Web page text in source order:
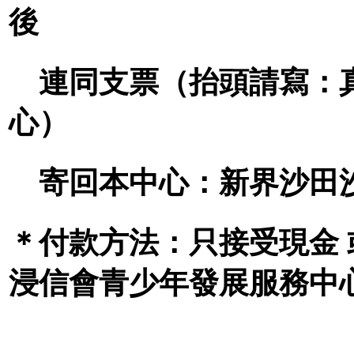
後
連同支票（抬頭請寫：
心）
寄回本中心：新界沙田
＊付款方法：只接受現金
浸信會青少年發展服務中